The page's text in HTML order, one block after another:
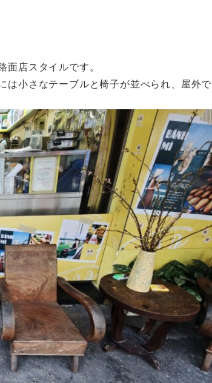
店スタイルです。
は小さなテーブルと椅子が並べられ、屋外で